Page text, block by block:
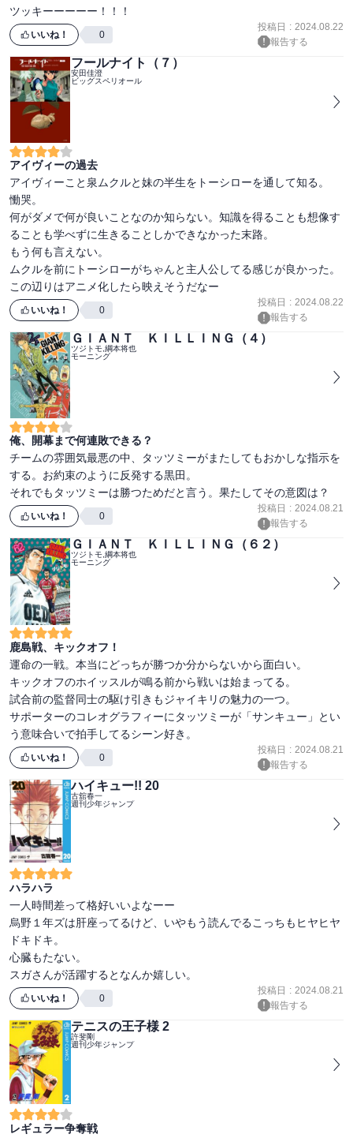
いいね！ 0
投稿日 : 2024.08.22
報告する
フールナイト（７）
安田佳澄
ビッグスペリオール
アイヴィーの過去
アイヴィーこと泉ムクルと妹の半生をトーシローを通して知る。
慟哭。
何がダメで何が良いことなのか知らない。知識を得ることも想像す
ることも学べずに生きることしかできなかった末路。
もう何も言えない。
ムクルを前にトーシローがちゃんと主人公してる感じが良かった。
この辺りはアニメ化したら映えそうだなー
いいね！ 0
投稿日 : 2024.08.22
報告する
ＧＩＡＮＴ ＫＩＬＬＩＮＧ（４）
ツジトモ,綱本将也
モーニング
俺、開幕まで何連敗できる？
チームの雰囲気最悪の中、タッツミーがまたしてもおかしな指示を
する。お約束のように反発する黒田。
それでもタッツミーは勝つためだと言う。果たしてその意図は？
いいね！ 0
投稿日 : 2024.08.21
報告する
ＧＩＡＮＴ ＫＩＬＬＩＮＧ（６２）
ツジトモ,綱本将也
モーニング
鹿島戦、キックオフ！
運命の一戦。本当にどっちが勝つか分からないから面白い。
キックオフのホイッスルが鳴る前から戦いは始まってる。
試合前の監督同士の駆け引きもジャイキリの魅力の一つ。
サポーターのコレオグラフィーにタッツミーが「サンキュー」とい
いいね！ 0
投稿日 : 2024.08.21
報告する
ハイキュー!! 20
古舘春一
週刊少年ジャンプ
ハラハラ
一人時間差って格好いいよなーー
烏野１年ズは肝座ってるけど、いやもう読んでるこっちもヒヤヒヤ
ドキドキ。
心臓もたない。
スガさんが活躍するとなんか嬉しい。
いいね！ 0
投稿日 : 2024.08.21
報告する
テニスの王子様 2
許斐剛
週刊少年ジャンプ
レギュラー争奪戦